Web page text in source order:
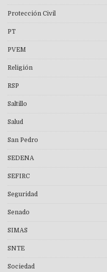
Protección Civil
PT
PVEM
Religión
RSP
Saltillo
Salud
San Pedro
SEDENA
SEFIRC
Seguridad
Senado
SIMAS
SNTE
Sociedad